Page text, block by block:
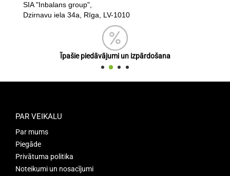
SIA "Inbalans group",
Dzirnavu iela 34a, Rīga, LV-1010
Īpašie piedāvājumi un izpārdošana
PAR VEIKALU
Par mums
Piegāde
Privātuma politika
Noteikumi un nosacījumi